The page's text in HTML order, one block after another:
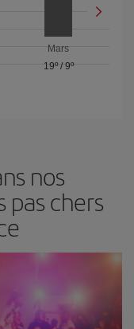
Mars
19º/ 9º
nos
pas chers